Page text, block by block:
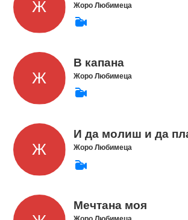
Жоро Любимеца
В капана
Жоро Любимеца
И да молиш и да
Жоро Любимеца
Мечтана моя